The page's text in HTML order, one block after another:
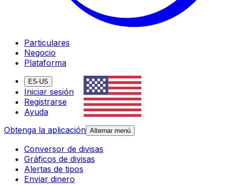
Particulares
Negocio
Plataforma
ES-US
Iniciar sesión
Registrarse
Ayuda
Obtenga la aplicación Alternar menú
Conversor de divisas
Gráficos de divisas
Alertas de tipos
Enviar dinero